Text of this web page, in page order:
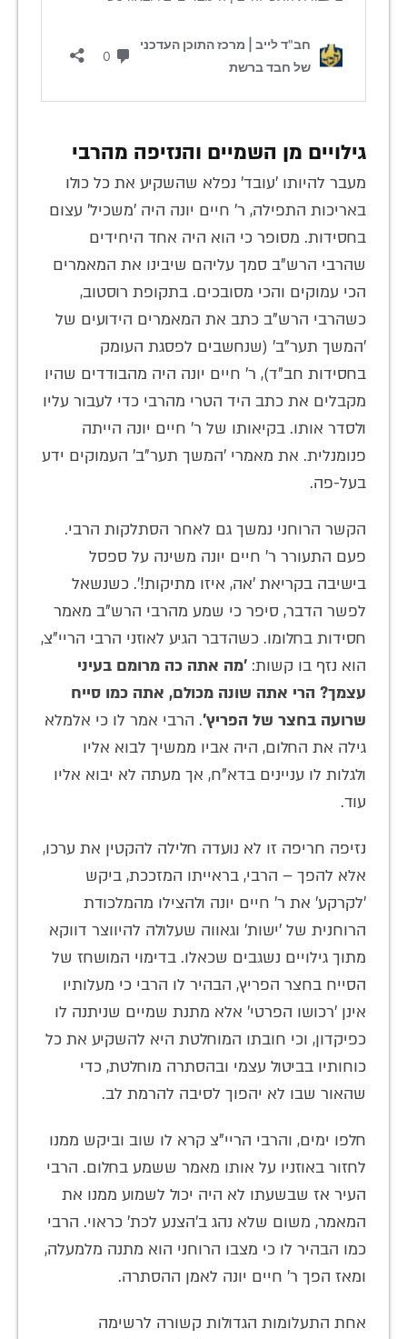
גילויים מן השמיים והנזיפה מהרבי
מעבר להיותו 'עובד' נפלא שהשקיע את כל כולו
באריכות התפילה, ר' חיים יונה היה 'משכיל' עצום
בחסידות. מסופר כי הוא היה אחד היחידים
שהרבי הרש"ב סמך עליהם שיבינו את המאמרים
הכי עמוקים והכי מסובכים. בתקופת רוסטוב,
כשהרבי הרש"ב כתב את המאמרים הידועים של
'המשך תער"ב' (שנחשבים לפסגת העומק
בחסידות חב"ד), ר' חיים יונה היה מהבודדים שהיו
מקבלים את כתב היד הטרי מהרבי כדי לעבור עליו
ולסדר אותו. בקיאותו של ר' חיים יונה הייתה
פנומנלית. את מאמרי 'המשך תער"ב' העמוקים ידע
בעל-פה.
הקשר הרוחני נמשך גם לאחר הסתלקות הרבי.
פעם התעורר ר' חיים יונה משינה על ספסל
בישיבה בקריאת 'אה, איזו מתיקות!'. כשנשאל
לפשר הדבר, סיפר כי שמע מהרבי הרש"ב מאמר
חסידות בחלומו. כשהדבר הגיע לאוזני הרבי הריי"צ,
הוא נזף בו קשות: 'מה אתה כה מרומם בעיני
עצמך? הרי אתה שונה מכולם, אתה כמו סייח
שרועה בחצר של הפריץ'. הרבי אמר לו כי אלמלא
גילה את החלום, היה אביו ממשיך לבוא אליו
ולגלות לו עניינים בדא"ח, אך מעתה לא יבוא אליו
עוד.
נזיפה חריפה זו לא נועדה חלילה להקטין את ערכו,
אלא להפך – הרבי, בראייתו המזככת, ביקש
'לקרקע' את ר' חיים יונה ולהצילו מהמלכודת
הרוחנית של 'ישות' וגאווה שעלולה להיווצר דווקא
מתוך גילויים נשגבים שכאלו. בדימוי המושחז של
הסייח בחצר הפריץ, הבהיר לו הרבי כי מעלותיו
אינן 'רכושו הפרטי' אלא מתנת שמיים שניתנה לו
כפיקדון, וכי חובתו המוחלטת היא להשקיע את כל
כוחותיו בביטול עצמי ובהסתרה מוחלטת, כדי
שהאור שבו לא יהפוך לסיבה להרמת לב.
חלפו ימים, והרבי הריי"צ קרא לו שוב וביקש ממנו
לחזור באוזניו על אותו מאמר ששמע בחלום. הרבי
העיר אז שבשעתו לא היה יכול לשמוע ממנו את
המאמר, משום שלא נהג ב'הצנע לכת' כראוי. הרבי
כמו הבהיר לו כי מצבו הרוחני הוא מתנה מלמעלה,
ומאז הפך ר' חיים יונה לאמן ההסתרה.
אחת התעלומות הגדולות קשורה לרשימה